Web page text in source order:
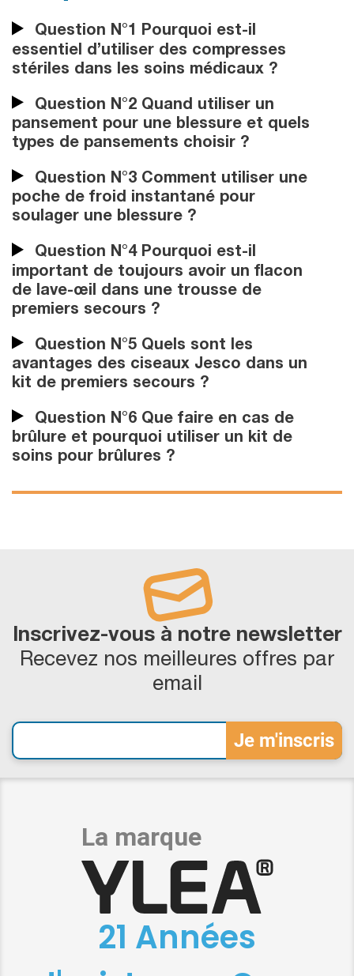
Question N°1 Pourquoi est-il
essentiel d’utiliser des compresses
stériles dans les soins médicaux ?
Question N°2 Quand utiliser un
pansement pour une blessure et quels
types de pansements choisir ?
Question N°3 Comment utiliser une
poche de froid instantané pour
soulager une blessure ?
Question N°4 Pourquoi est-il
important de toujours avoir un flacon
de lave-œil dans une trousse de
premiers secours ?
Question N°5 Quels sont les
avantages des ciseaux Jesco dans un
kit de premiers secours ?
Question N°6 Que faire en cas de
brûlure et pourquoi utiliser un kit de
soins pour brûlures ?
Inscrivez-vous à notre newsletter
Recevez nos meilleures offres par
email
21 Années